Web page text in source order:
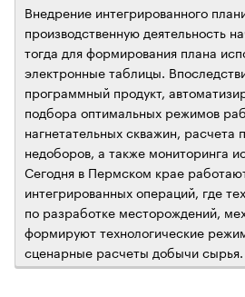
Внедрение интегрированного
производственную деятельность
тогда для формирования плана
электронные таблицы.
программный продукт,
подбора оптимальных режимов
нагнетательных скважин, расчета
недоборов, а также мониторинга
Сегодня в Пермском крае
интегрированных операций, где
по разработке месторождений,
формируют технологические
сценарные расчеты добычи сырья.